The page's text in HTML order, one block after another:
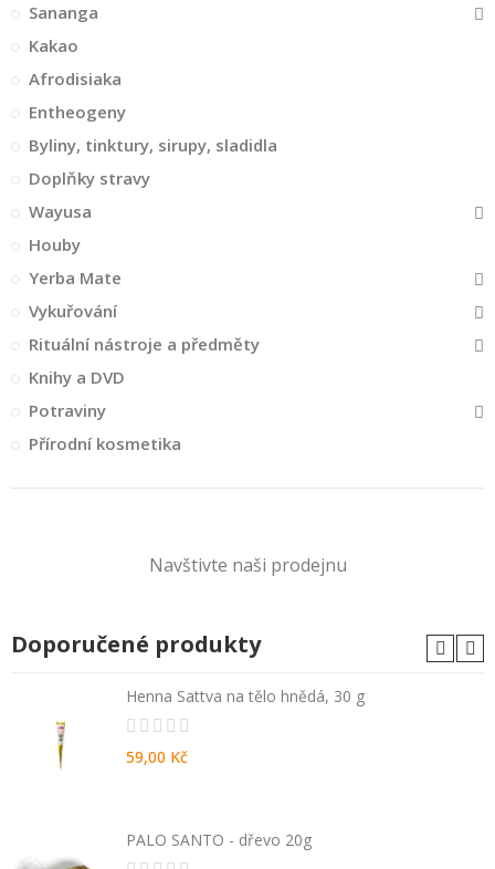
Sananga
Kakao
Afrodisiaka
Entheogeny
Byliny, tinktury, sirupy, sladidla
Doplňky stravy
Wayusa
Houby
Yerba Mate
Vykuřování
Rituální nástroje a předměty
Knihy a DVD
Potraviny
Přírodní kosmetika
Navštivte naši prodejnu
Doporučené produkty
Henna Sattva na tělo hnědá, 30 g
59,00 Kč
PALO SANTO - dřevo 20g